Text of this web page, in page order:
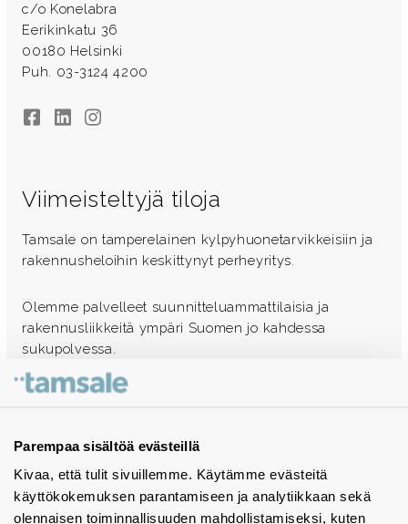
Parempaa sisältöä evästeillä
Kivaa, että tulit sivuillemme. Käytämme evästeitä
käyttökokemuksen parantamiseen ja analytiikkaan sekä
olennaisen toiminnallisuuden mahdollistamiseksi, kuten
c/o Konelabra
Eerikinkatu 36
00180 Helsinki
Puh. 03-3124 4200
FacebookLinkedInInstagram
Viimeisteltyjä tiloja
Tamsale on tamperelainen kylpyhuonetarvikkeisiin ja
rakennusheloihin keskittynyt perheyritys.
Olemme palvelleet suunnitteluammattilaisia ja
rakennusliikkeitä ympäri Suomen jo kahdessa
sukupolvessa.
Ota yhteyttä - autamme mielellämme
Tuotekuvastot
Instagram
BIM-objektit